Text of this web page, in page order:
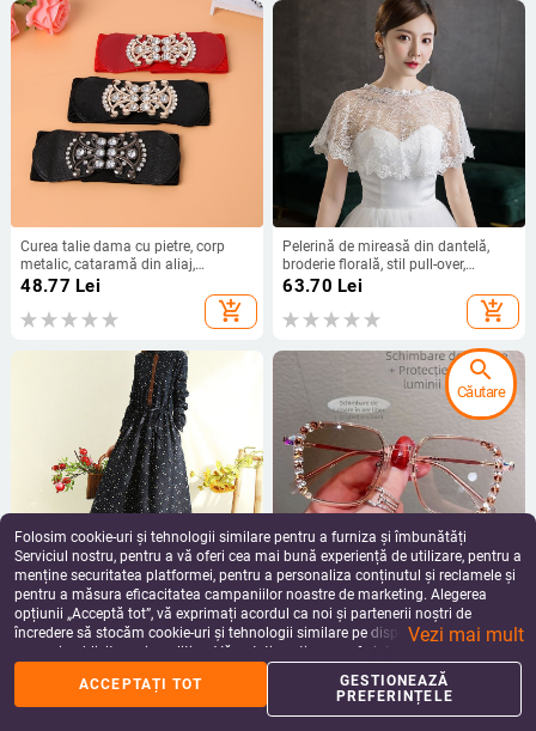
Curea talie dama cu pietre, corp
metalic, cataramă din aliaj,
închidere cu cataramă
48.77 Lei
add_shopping_cart
Pelerină de mireasă din dantelă,
broderie florală, stil pull-over,
estetică japanozo-coreeană
63.70 Lei
add_shopping_cart
Rochie lungă în stil vintage, cu
dantelă floral multicoloră pe
margine, talie medie, croială A-line,
guler rotund, mâneci lungi, material
197.63Lei
add_shopping_cart
Ramă de ochelari cu culoare ce se
schimbă, protecție împotriva luminii
albastre pentru presbiopie, ramă
mare pătrată, lentile plano, stil
coreean de lux, anti-radiație
62.31Lei
add_shopping_cart
Folosim cookie-uri și tehnologii similare pentru a furniza și îmbunătăți
Serviciul nostru, pentru a vă oferi cea mai bună experiență de utilizare, pentru a
menține securitatea platformei, pentru a personaliza conținutul și reclamele și
pentru a măsura eficacitatea campaniilor noastre de marketing. Alegerea
opțiunii „Acceptă tot”, vă exprimați acordul ca noi și partenerii noștri de
încredere să stocăm cookie-uri și tehnologii similare pe dispozitivul dvs. în
scopuri publicitare și analitice. Vă puteți gestiona preferințele în orice moment
făcând clic pe „Gestionează preferințele”. Pentru mai multe informații, vă
rugăm să consultațiPolitica noastră de confidențialitate.
Vezi mai mult
ACCEPTAȚI TOT
GESTIONEAZĂ
PREFERINȚELE
search
Căutare